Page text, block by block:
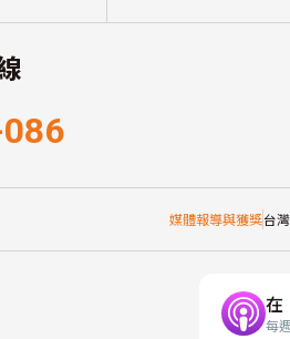
媒體報導與獲獎台
在
每